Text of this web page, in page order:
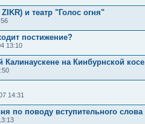
и театр "Голос огня"
постижение?
13:10
Калинаускене на Кинбурнской
14:31
по поводу вступительного